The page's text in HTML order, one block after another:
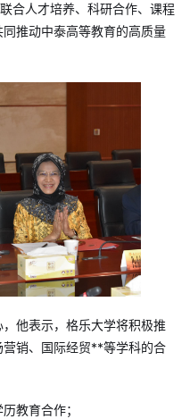
合人才培养、科研合作、课程
推动中泰高等教育的高质量
他表示，格乐大学将积极推
销、国际经贸**等学科的合
教育合作；